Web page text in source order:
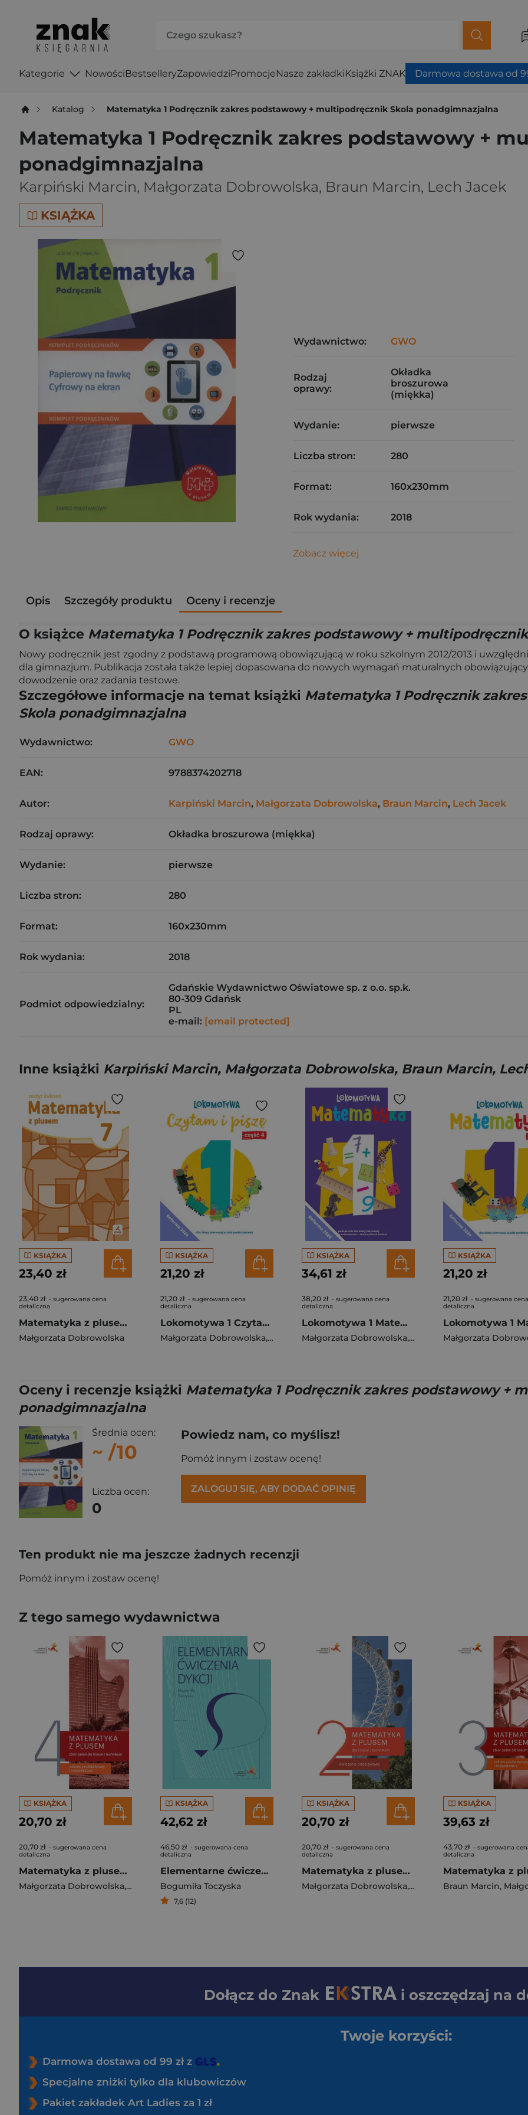
Kategorie NowościBestselleryZapowiedziPromocjeNasze zakładkiKsiążki ZNAK Darmowa dostawa od
Katalog Matematyka 1 Podręcznik zakres podstawowy + multipodręcznik Skola ponadgimnazjalna
Matematyka 1 Podręcznik zakres podstawowy +
ponadgimnazjalna
Karpiński Marcin, Małgorzata Dobrowolska, Braun Marcin, Lech Jacek
KSIĄŻKA
Wydawnictwo: GWO
Rodzaj
oprawy:
Okładka
broszurowa
(miękka)
Wydanie: pierwsze
Liczba stron: 280
Format: 160x230mm
Rok wydania: 2018
Zobacz więcej
Opis Szczegóły produktu Oceny i recenzje
O książce Matematyka 1 Podręcznik zakres podstawowy +
Nowy podręcznik jest zgodny z podstawą programową obowiązującą w roku szkolnym 2012/2013 i
dla gimnazjum. Publikacja została także lepiej dopasowana do nowych wymagań maturalnych
dowodzenie oraz zadania testowe.
Szczegółowe informacje na temat książki Matematyka 1 Podręcznik
Skola ponadgimnazjalna
Wydawnictwo: GWO
EAN: 9788374202718
Autor: Karpiński Marcin, Małgorzata Dobrowolska, Braun Marcin, Lech Jacek
Rodzaj oprawy: Okładka broszurowa (miękka)
Wydanie: pierwsze
Liczba stron: 280
Format: 160x230mm
Rok wydania: 2018
Podmiot odpowiedzialny:
Gdańskie Wydawnictwo Oświatowe sp. z o.o. sp.k.
80-309 Gdańsk
PL
e-mail: [email protected]
Inne książki Karpiński Marcin, Małgorzata Dobrowolska, Braun Marcin,
KSIĄŻKA
23,40 zł
23,40 zł - sugerowana cena
detaliczna
Matematyka z plusem ćwiczenia dla klasy 7 szkoła podstawowa EDYCJA 2026
Małgorzata Dobrowolska
KSIĄŻKA
21,20 zł
21,20 zł - sugerowana cena
detaliczna
Lokomotywa 1 Czytam i piszę Ćwiczenia cz 4 EDYCJA 2026
Małgorzata Dobrowolska, Barbara Szczawińska,Królikowska-Czarnota Katarzyna,Kulis
KSIĄŻKA
34,61 zł
38,20 zł - sugerowana cena
detaliczna
Lokomotywa 1 Matematyka podręcznik dla klasy pierwszej EDYCJA 2026
Małgorzata Dobrowolska, Agnieszka Szulc
KSIĄŻKA
21,20 zł
21,20 zł - sugerowana cena
detaliczna
Małgorzata
Oceny i recenzje książki Matematyka 1 Podręcznik zakres podstawowy +
ponadgimnazjalna
Średnia ocen:
~ /10
Liczba ocen:
0
Powiedz nam, co myślisz!
Pomóż innym i zostaw ocenę!
ZALOGUJ SIĘ, ABY DODAĆ OPINIĘ
Ten produkt nie ma jeszcze żadnych recenzji
Pomóż innym i zostaw ocenę!
Z tego samego wydawnictwa
KSIĄŻKA
20,70 zł
20,70 zł - sugerowana cena
detaliczna
Matematyka z plusem 4 Ćwiczenia podstawowe Szkoła ponadpodstawowa
Małgorzata Dobrowolska, Karpiński Marcin, Lech Jacek
KSIĄŻKA
42,62 zł
46,50 zł - sugerowana cena
detaliczna
Elementarne ćwiczenia dykcji
Bogumiła Toczyska
7,6 (12)
KSIĄŻKA
20,70 zł
20,70 zł - sugerowana cena
detaliczna
Matematyka z plusem 2 Ćwiczenia podstawowe Szkoła ponadpodstawowa
Małgorzata Dobrowolska, Karpiński Marcin,Lech
KSIĄŻKA
39,63 zł
43,70 zł - sugerowana
detaliczna
Braun Marcin, Małgorzata
Dołącz do Znak i oszczędzaj na
Twoje korzyści:
Darmowa dostawa od 99 zł z
Specjalne zniżki tylko dla klubowiczów
Pakiet zakładek Art Ladies za 1 zł